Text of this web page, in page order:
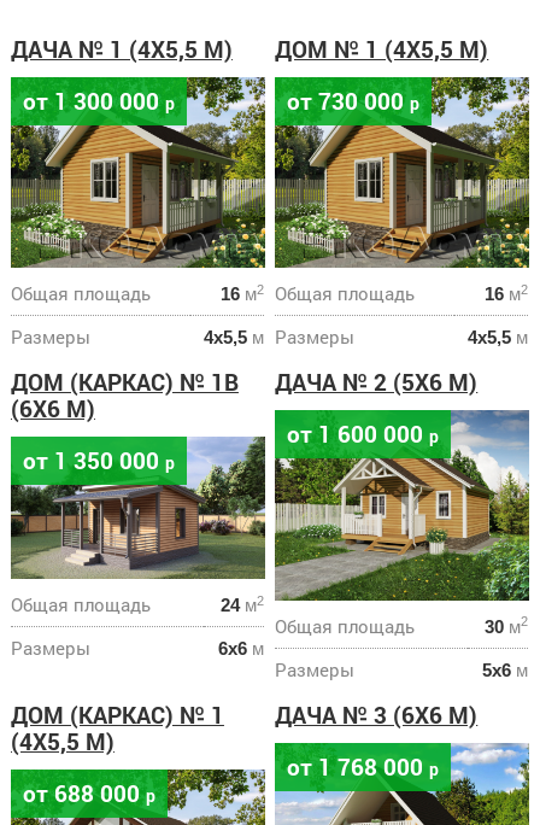
ДАЧА № 1 (4Х5,5 М)
от 1 300 000р
Общая площадь 16м2
Размеры 4х5,5м
ДОМ № 1 (4Х5,5 М)
от 730 000р
Общая площадь 16 м2
Размеры 4х5,5 м
ДОМ (КАРКАС) № 1В
(6Х6 М)
от 1 350 000 р
Общая площадь 24м2
Размеры 6х6м
ДАЧА № 2 (5Х6 М)
от 1 600 000р
Общая площадь 30 м2
Размеры 5х6 м
ДОМ (КАРКАС) № 1
(4Х5,5 М)
от 688 000р
ДАЧА № 3 (6Х6 М)
от 1 768 000р